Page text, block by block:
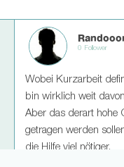
0 Follower
Wobei Kurzarbeit
bin wirklich weit
Aber das derart hohe
getragen werden
die Hilfe viel nötiger.